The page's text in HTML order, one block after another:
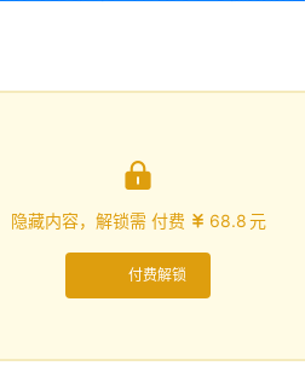

隐藏内容，解锁需 付费  68.8元
付费解锁